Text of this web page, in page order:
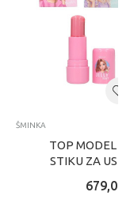
ŠMINKA
TOP MODEL
STIKU ZA
679,00